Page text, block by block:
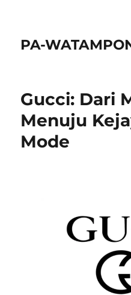
PA-
Gucci: Dari
Menuju
Mode